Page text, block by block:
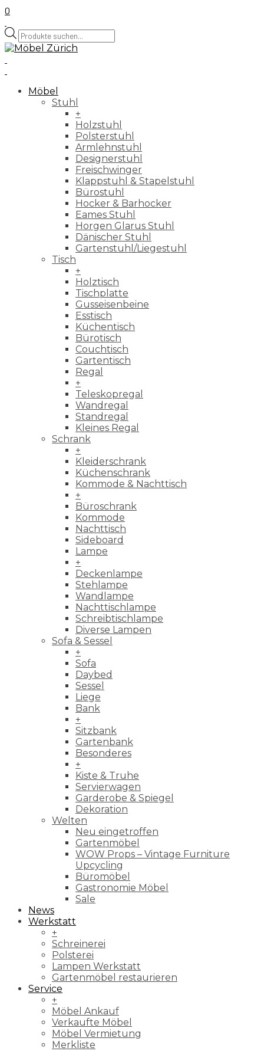
0
Products
search
Möbel
Stuhl
+
Holzstuhl
Polsterstuhl
Armlehnstuhl
Designerstuhl
Freischwinger
Klappstuhl & Stapelstuhl
Bürostuhl
Hocker & Barhocker
Eames Stuhl
Horgen Glarus Stuhl
Dänischer Stuhl
Gartenstuhl/Liegestuhl
Tisch
+
Holztisch
Tischplatte
Gusseisenbeine
Esstisch
Küchentisch
Bürotisch
Couchtisch
Gartentisch
Regal
+
Teleskopregal
Wandregal
Standregal
Kleines Regal
Schrank
+
Kleiderschrank
Küchenschrank
Kommode & Nachttisch
+
Büroschrank
Kommode
Nachttisch
Sideboard
Lampe
+
Deckenlampe
Stehlampe
Wandlampe
Nachttischlampe
Schreibtischlampe
Diverse Lampen
Sofa & Sessel
+
Sofa
Daybed
Sessel
Liege
Bank
+
Sitzbank
Gartenbank
Besonderes
+
Kiste & Truhe
Servierwagen
Garderobe & Spiegel
Dekoration
Welten
Neu eingetroffen
Gartenmöbel
WOW Props – Vintage Furniture
Upcycling
Büromöbel
Gastronomie Möbel
Sale
News
Werkstatt
+
Schreinerei
Polsterei
Lampen Werkstatt
Gartenmöbel restaurieren
Service
+
Möbel Ankauf
Verkaufte Möbel
Möbel Vermietung
Merkliste